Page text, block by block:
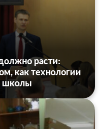
расти:
как технологии
школы